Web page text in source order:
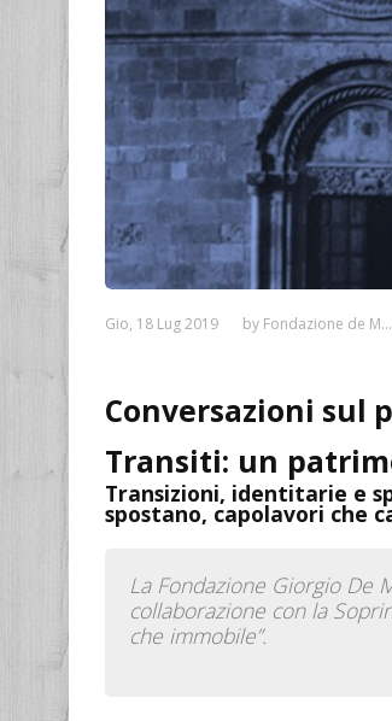
Gio, 18 Lug 2019 by Fondazione de M...
Conversazioni
Transiti: un
Transizioni, identitarie e
spostano, capolavori che
La Fondazione Giorgio De
collaborazione con la
che immobile”.